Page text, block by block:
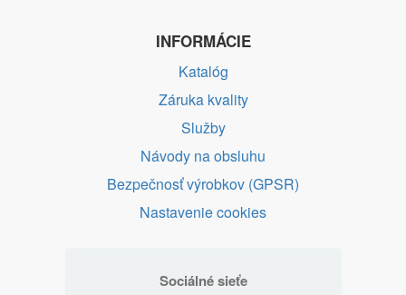
INFORMÁCIE
Katalóg
Záruka kvality
Služby
Návody na obsluhu
Bezpečnosť výrobkov (GPSR)
Nastavenie cookies
Sociálné sieťe